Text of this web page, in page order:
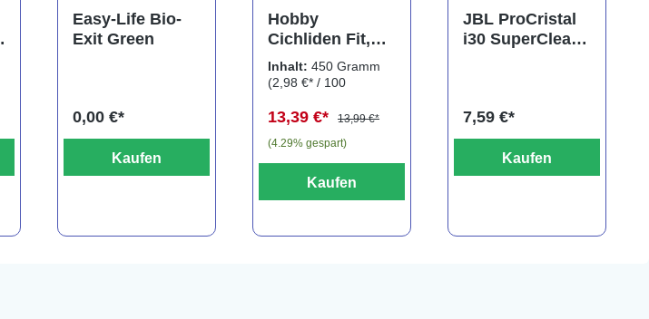
Easy-Life Bio-
Exit Green
0,00 €*
Kaufen
Hobby
Cichliden Fit,
450 g
Inhalt:450 Gramm
(2,98 €* / 100
13,39 €*
13,99 €*
(4.29% gespart)
Kaufen
JBL ProCristal
i30 SuperClear,
7,59 €*
Kaufen